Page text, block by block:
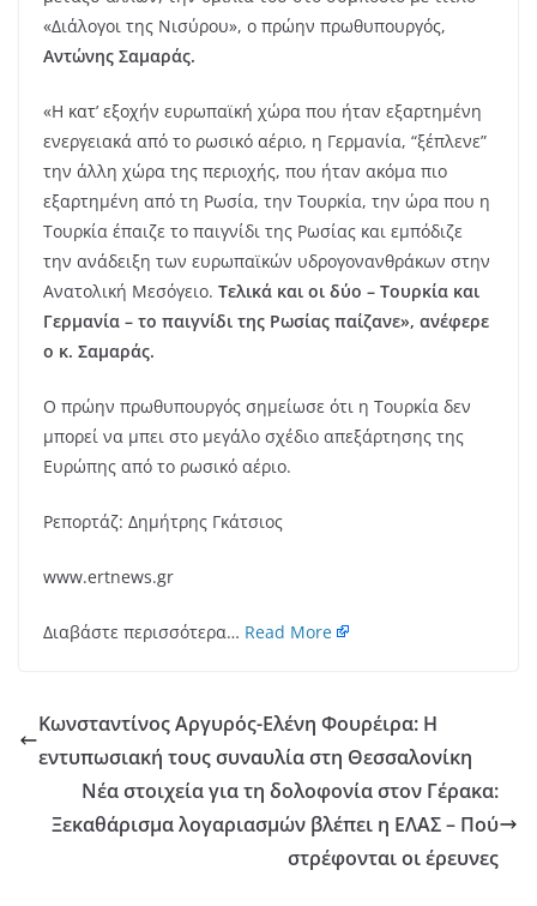
«Διάλογοι της Νισύρου», ο πρώην πρωθυπουργός,
Αντώνης Σαμαράς.
«Η κατ’ εξοχήν ευρωπαϊκή χώρα που ήταν εξαρτημένη
ενεργειακά από το ρωσικό αέριο, η Γερμανία, “ξέπλενε”
την άλλη χώρα της περιοχής, που ήταν ακόμα πιο
εξαρτημένη από τη Ρωσία, την Τουρκία, την ώρα που η
Τουρκία έπαιζε το παιγνίδι της Ρωσίας και εμπόδιζε
την ανάδειξη των ευρωπαϊκών υδρογονανθράκων στην
Ανατολική Μεσόγειο. Τελικά και οι δύο – Τουρκία και
Γερμανία – το παιγνίδι της Ρωσίας παίζανε», ανέφερε
ο κ. Σαμαράς.
Ο πρώην πρωθυπουργός σημείωσε ότι η Τουρκία δεν
μπορεί να μπει στο μεγάλο σχέδιο απεξάρτησης της
Ευρώπης από το ρωσικό αέριο.
Ρεπορτάζ: Δημήτρης Γκάτσιος
www.ertnews.gr
Διαβάστε περισσότερα… Read More
Κωνσταντίνος Αργυρός-Ελένη Φουρέιρα: Η
εντυπωσιακή τους συναυλία στη Θεσσαλονίκη
Νέα στοιχεία για τη δολοφονία στον Γέρακα:
Ξεκαθάρισμα λογαριασμών βλέπει η ΕΛΑΣ – Πού
στρέφονται οι έρευνες